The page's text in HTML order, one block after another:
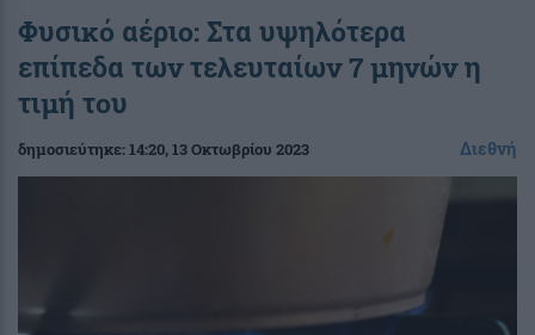
Φυσικό αέριο: Στα υψηλότερα
επίπεδα των τελευταίων 7 μηνών η
τιμή του
δημοσιεύτηκε:14:20, 13 Οκτωβρίου 2023 Διεθνή